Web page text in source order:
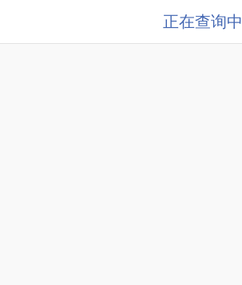
正在查询中